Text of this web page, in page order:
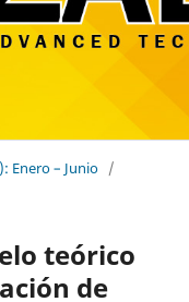
Enero – Junio /
teórico
de